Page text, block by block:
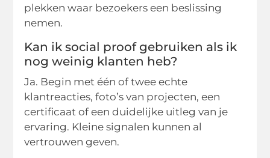
plekken waar bezoekers een beslissing
nemen.
Kan ik social proof gebruiken als ik
nog weinig klanten heb?
Ja. Begin met één of twee echte
klantreacties, foto’s van projecten, een
certificaat of een duidelijke uitleg van je
ervaring. Kleine signalen kunnen al
vertrouwen geven.